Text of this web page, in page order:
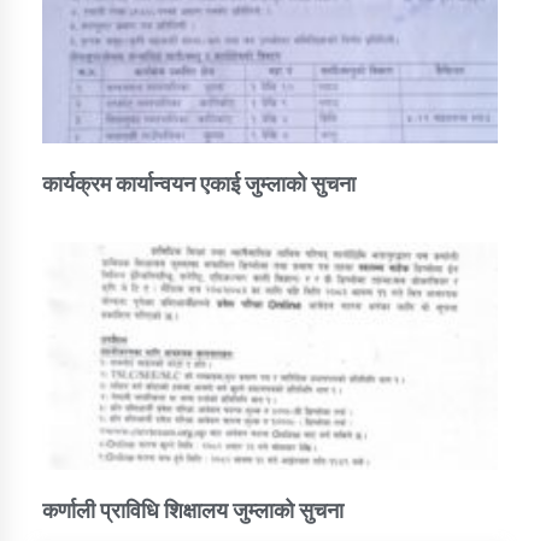
कार्यक्रम कार्यान्वयन एकाई जुम्लाको सुचना
कर्णाली प्राविधि शिक्षालय जुम्लाको सुचना